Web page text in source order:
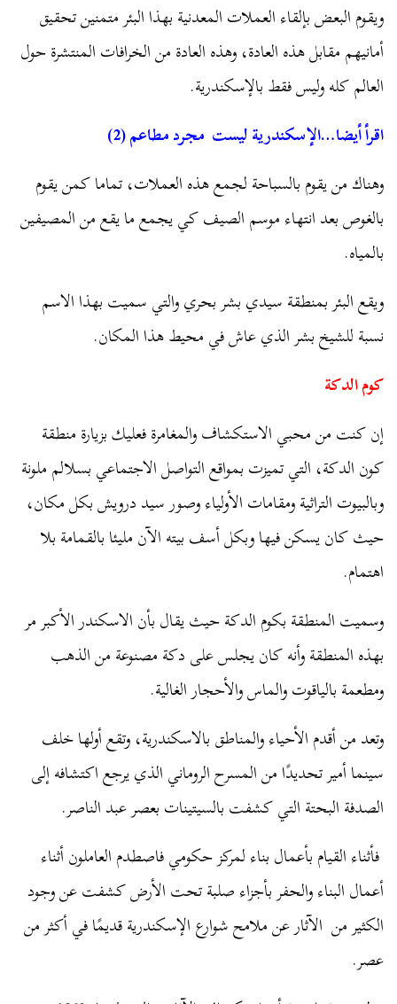
ويقوم البعض بإلقاء العملات المعدنية بهذا البئر متمنين تحقيق
أمانيهم مقابل هذه العادة، وهذه العادة من الخرافات المنتشرة حول
العالم كله وليس فقط بالإسكندرية.
اقرأ أيضا…الإسكندرية ليست مجرد مطاعم (2)
وهناك من يقوم بالسباحة لجمع هذه العملات، تماما كمن يقوم
بالغوص بعد انتهاء موسم الصيف كي يجمع ما يقع من المصيفين
بالمياه.
ويقع البئر بمنطقة سيدي بشر بحري والتي سميت بهذا الاسم
نسبة للشيخ بشر الذي عاش في محيط هذا المكان.
كوم الدكة
إن كنت من محبي الاستكشاف والمغامرة فعليك بزيارة منطقة
كون الدكة، التي تميزت بمواقع التواصل الاجتماعي بسلالم ملونة
وبالبيوت التراثية ومقامات الأولياء وصور سيد درويش بكل مكان،
حيث كان يسكن فيها وبكل أسف بيته الآن مليئا بالقمامة بلا
اهتمام.
وسميت المنطقة بكوم الدكة حيث يقال بأن الاسكندر الأكبر مر
بهذه المنطقة وأنه كان يجلس على دكة مصنوعة من الذهب
ومطعمة بالياقوت والماس والأحجار الغالية.
وتعد من أقدم الأحياء والمناطق بالاسكندرية، وتقع أولها خلف
سينما أمير تحديدًا من المسرح الروماني الذي يرجع اكتشافه إلى
الصدفة البحتة التي كشفت بالسيتينات بعصر عبد الناصر.
فأثناء القيام بأعمال بناء لمركز حكومي فاصطدم العاملون أثناء
أعمال البناء والحفر بأجزاء صلبة تحت الأرض كشفت عن وجود
الكثير من الآثار عن ملامح شوارع الإسكندرية قديمًا في أكثر من
عصر.